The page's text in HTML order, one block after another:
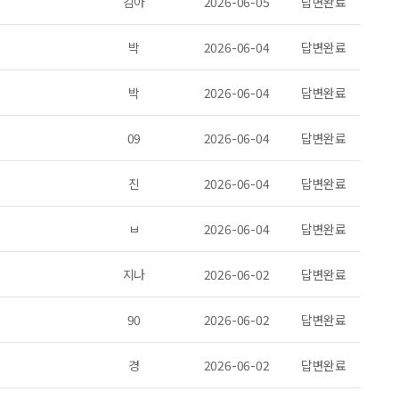
박 2026-06-04 답변완료
박 2026-06-04 답변완료
09 2026-06-04 답변완료
진 2026-06-04 답변완료
ㅂ 2026-06-04 답변완료
지나 2026-06-02 답변완료
90 2026-06-02 답변완료
경 2026-06-02 답변완료